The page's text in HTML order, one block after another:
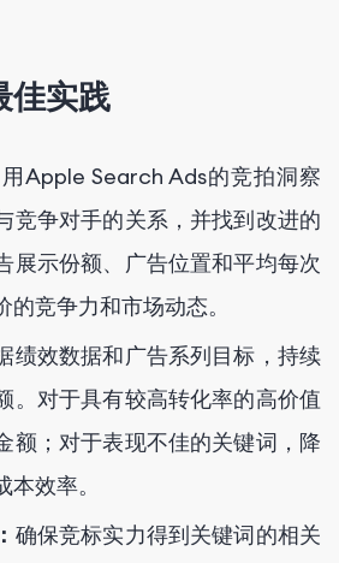
佳实践
Apple Search Ads的竞拍洞察
竞争对手的关系，并找到改进的
展示份额、广告位置和平均每次
竞争力和市场动态。
绩效数据和广告系列目标，持续
。对于具有较高转化率的高价值
额；对于表现不佳的关键词，降
效率。
确保竞标实力得到关键词的相关